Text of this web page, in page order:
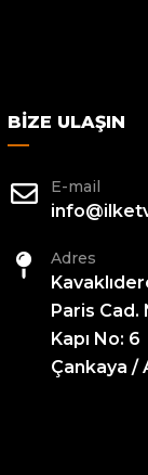
BIZE ULAŞIN
E-mail
Adres
Paris Cad.
Kapı No: 6
Çankaya /